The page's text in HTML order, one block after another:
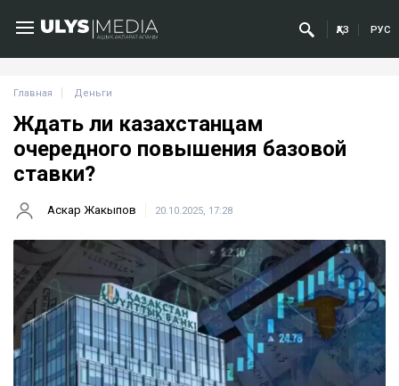
ҚАЗ РУС
Главная Деньги
Ждать ли казахстанцам
очередного повышения базовой
ставки?
Аскар Жакыпов 20.10.2025, 17:28